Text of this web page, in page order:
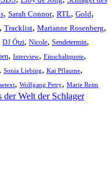
, Sarah Connor, RTL, Gold,
, Tracklist, Marianne Rosenberg,
DJ Ötzi, Nicole, Sendetermin,
, Interview, Einschaltquote,
, Sonia Liebing, Kai Pflaume,
, Wolfgang Petry, Marie Reim